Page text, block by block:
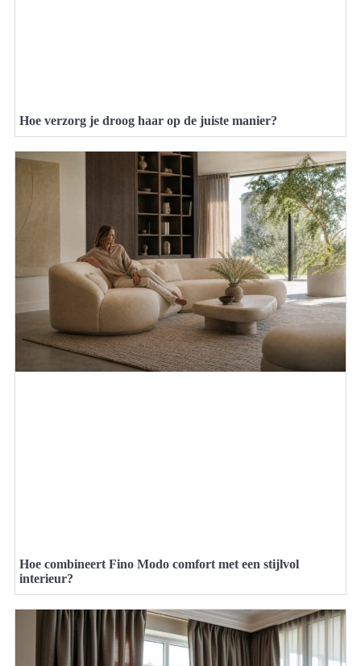
Hoe verzorg je droog haar op de juiste manier?
Hoe combineert Fino Modo comfort met een stijlvol
interieur?